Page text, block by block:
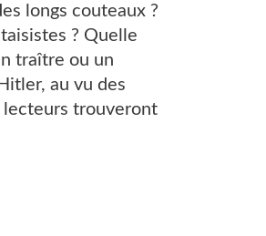
longs couteaux ?
? Quelle
traître ou un
au vu des
lecteurs trouveront